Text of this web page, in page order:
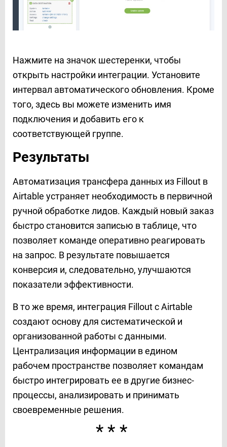
Нажмите на значок шестеренки, чтобы
открыть настройки интеграции. Установите
интервал автоматического обновления. Кроме
того, здесь вы можете изменить имя
подключения и добавить его к
соответствующей группе.
Результаты
Автоматизация трансфера данных из Fillout в
Airtable устраняет необходимость в первичной
ручной обработке лидов. Каждый новый заказ
быстро становится записью в таблице, что
позволяет команде оперативно реагировать
на запрос. В результате повышается
конверсия и, следовательно, улучшаются
показатели эффективности.
В то же время, интеграция Fillout с Airtable
создают основу для систематической и
организованной работы с данными.
Централизация информации в едином
рабочем пространстве позволяет командам
быстро интегрировать ее в другие бизнес-
процессы, анализировать и принимать
своевременные решения.
***